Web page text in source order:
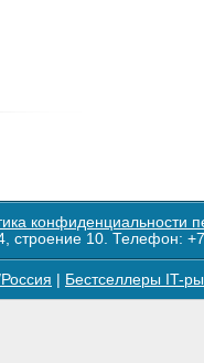
конфиденциальности
строение 10. Телефон:
Бестселлеры IT-